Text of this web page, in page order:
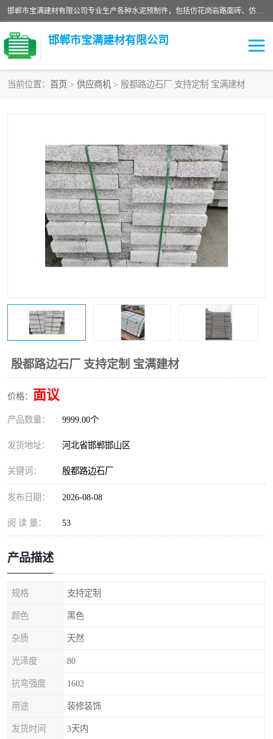
邯郸市宝满建材有限公司专业生产各种水泥预制件，包括仿花岗岩路面砖、仿花岗岩人行道砖、仿花岗岩路侧石、烧结砖、植草砖、码头砖连锁块、仿花岗岩路侧石、沙井盖、水泥盖板等各种水泥制品
邯郸市宝满建材有限公司
当前位置： 首页 > 供应商机 > 殷都路边石厂 支持定制 宝满建材
殷都路边石厂 支持定制 宝满建材
价格： 面议
产品数量： 9999.00个
发货地址： 河北省邯郸邯山区
关键词： 殷都路边石厂
发布日期： 2026-08-08
阅 读 量： 53
产品描述
规格 支持定制
颜色 黑色
杂质 天然
光泽度 80
抗弯强度 1602
用途 装修装饰
发货时间 3天内
水泥构件 便道砖
花岗岩路岩石 盲道砖
草坪砖 pc仿石砖